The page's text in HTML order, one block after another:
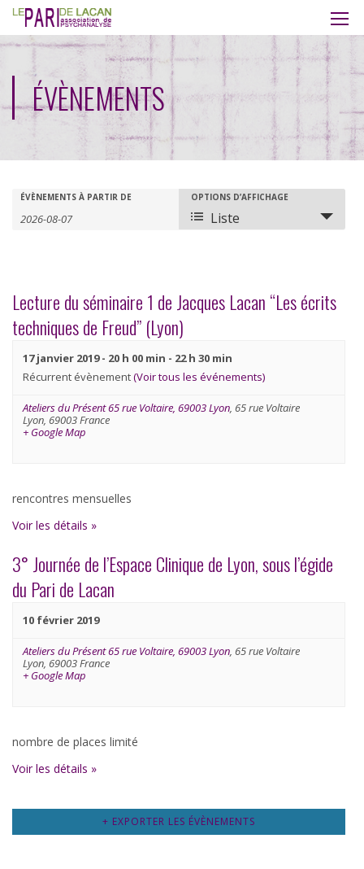
ÉVÈNEMENTS
Recherche
de
vues
Évènements
Rechercher
ÉVÈNEMENTS À PARTIR DE
Navigation
de
évènement
OPTIONS D’AFFICHAGE
Liste
Lecture du séminaire 1 de Jacques Lacan “Les écrits
techniques de Freud” (Lyon)
17 janvier 2019 - 20 h 00 min - 22 h 30 min
Récurrent évènement(Voir tous les événements)
Ateliers du Présent 65 rue Voltaire, 69003 Lyon, 65 rue Voltaire
Lyon, 69003France
+ Google Map
rencontres mensuelles
Voir les détails »
3° Journée de l’Espace Clinique de Lyon, sous l’égide
du Pari de Lacan
10 février 2019
Ateliers du Présent 65 rue Voltaire, 69003 Lyon, 65 rue Voltaire
Lyon, 69003France
+ Google Map
nombre de places limité
Voir les détails »
+ EXPORTER LES ÉVÈNEMENTS